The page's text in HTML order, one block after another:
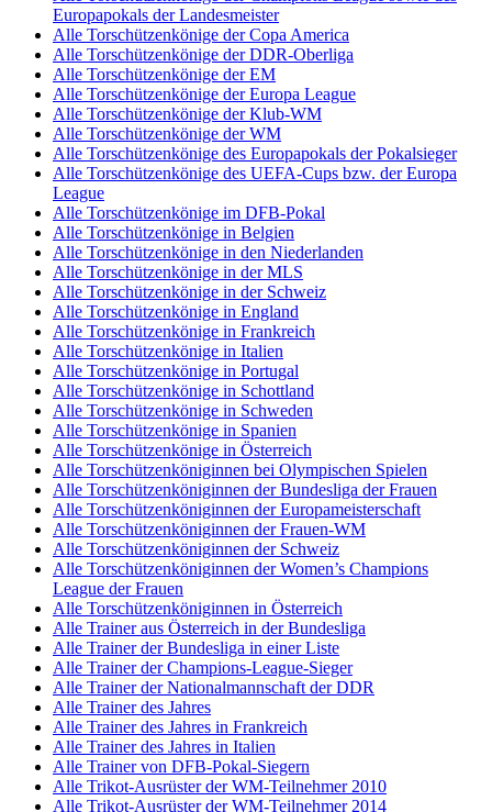
Europapokals der Landesmeister
Alle Torschützenkönige der Copa America
Alle Torschützenkönige der DDR-Oberliga
Alle Torschützenkönige der EM
Alle Torschützenkönige der Europa League
Alle Torschützenkönige der Klub-WM
Alle Torschützenkönige der WM
Alle Torschützenkönige des Europapokals der Pokalsieger
Alle Torschützenkönige des UEFA-Cups bzw. der Europa
League
Alle Torschützenkönige im DFB-Pokal
Alle Torschützenkönige in Belgien
Alle Torschützenkönige in den Niederlanden
Alle Torschützenkönige in der MLS
Alle Torschützenkönige in der Schweiz
Alle Torschützenkönige in England
Alle Torschützenkönige in Frankreich
Alle Torschützenkönige in Italien
Alle Torschützenkönige in Portugal
Alle Torschützenkönige in Schottland
Alle Torschützenkönige in Schweden
Alle Torschützenkönige in Spanien
Alle Torschützenkönige in Österreich
Alle Torschützenköniginnen bei Olympischen Spielen
Alle Torschützenköniginnen der Bundesliga der Frauen
Alle Torschützenköniginnen der Europameisterschaft
Alle Torschützenköniginnen der Frauen-WM
Alle Torschützenköniginnen der Schweiz
Alle Torschützenköniginnen der Women’s Champions
League der Frauen
Alle Torschützenköniginnen in Österreich
Alle Trainer aus Österreich in der Bundesliga
Alle Trainer der Bundesliga in einer Liste
Alle Trainer der Champions-League-Sieger
Alle Trainer der Nationalmannschaft der DDR
Alle Trainer des Jahres
Alle Trainer des Jahres in Frankreich
Alle Trainer des Jahres in Italien
Alle Trainer von DFB-Pokal-Siegern
Alle Trikot-Ausrüster der WM-Teilnehmer 2010
Alle Trikot-Ausrüster der WM-Teilnehmer 2014